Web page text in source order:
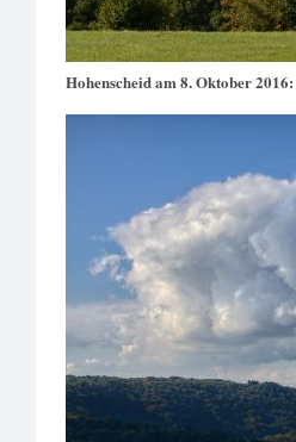
Hohenscheid am 8. Oktober 2016: